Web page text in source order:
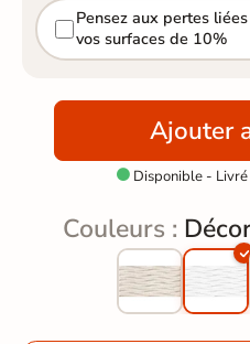
Pensez aux pertes
vos surfaces de 10%
Ajouter
Disponible - Livré
Couleurs :